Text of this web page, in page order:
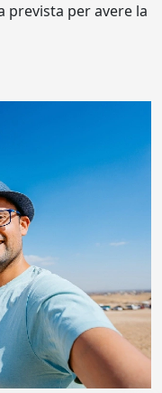
prevista per avere la